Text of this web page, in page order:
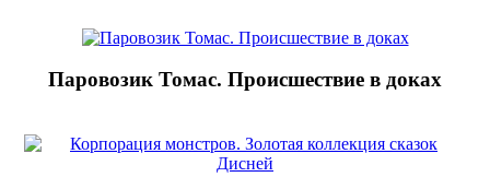
Паровозик Томас. Происшествие в доках